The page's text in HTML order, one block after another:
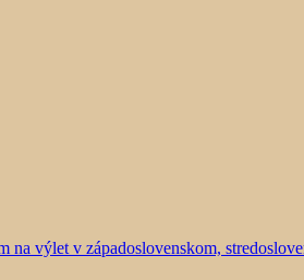
výlet v západoslovenskom,